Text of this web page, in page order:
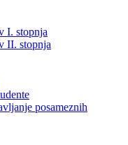
I. stopnja
II. stopnja
posameznih